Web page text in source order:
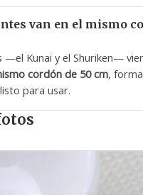
van en el mismo
—el Kunai y el Shuriken—
cordón de 50 cm,
para usar.